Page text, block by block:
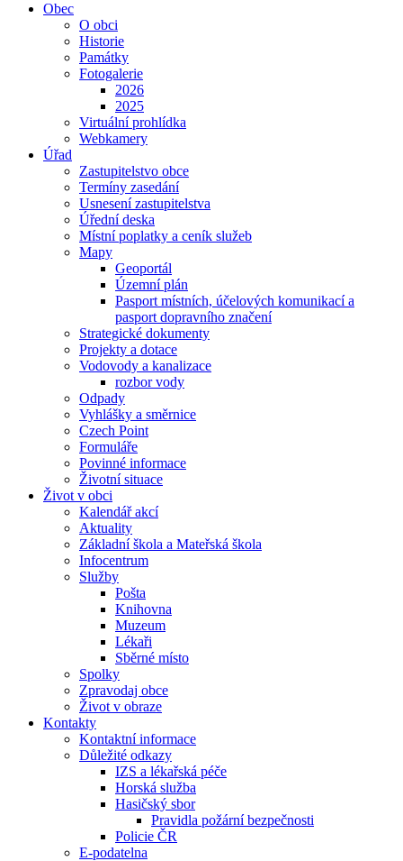
Obec
O obci
Historie
Památky
Fotogalerie
2026
2025
Virtuální prohlídka
Webkamery
Úřad
Zastupitelstvo obce
Termíny zasedání
Usnesení zastupitelstva
Úřední deska
Místní poplatky a ceník služeb
Mapy
Geoportál
Územní plán
Pasport místních, účelových komunikací a
pasport dopravního značení
Strategické dokumenty
Projekty a dotace
Vodovody a kanalizace
rozbor vody
Odpady
Vyhlášky a směrnice
Czech Point
Formuláře
Povinné informace
Životní situace
Život v obci
Kalendář akcí
Aktuality
Základní škola a Mateřská škola
Infocentrum
Služby
Pošta
Knihovna
Muzeum
Lékaři
Sběrné místo
Spolky
Zpravodaj obce
Život v obraze
Kontakty
Kontaktní informace
Důležité odkazy
IZS a lékařská péče
Horská služba
Hasičský sbor
Pravidla požární bezpečnosti
Policie ČR
E-podatelna